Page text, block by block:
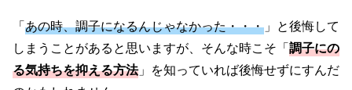
「あの時、調子になるんじゃなかった・・・ 」と後悔して
しまうことがあると思いますが、そんな時こそ「調子にの
る気持ちを抑える方法」を知っていれば後悔せずにすんだ